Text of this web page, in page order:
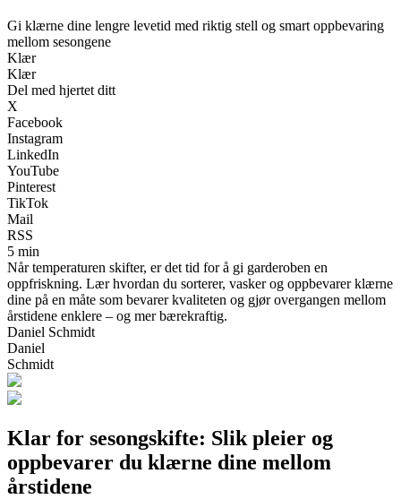
Gi klærne dine lengre levetid med riktig stell og smart oppbevaring
mellom sesongene
Klær
Klær
Del med hjertet ditt
X
Facebook
Instagram
LinkedIn
YouTube
Pinterest
TikTok
Mail
RSS
5 min
Når temperaturen skifter, er det tid for å gi garderoben en
oppfriskning. Lær hvordan du sorterer, vasker og oppbevarer klærne
dine på en måte som bevarer kvaliteten og gjør overgangen mellom
årstidene enklere – og mer bærekraftig.
Daniel Schmidt
Daniel
Schmidt
Klar for sesongskifte: Slik pleier og
oppbevarer du klærne dine mellom
årstidene